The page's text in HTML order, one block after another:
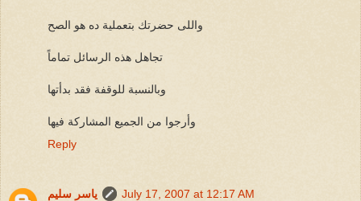
واللى حضرتك بتعملية ده هو الصح
تجاهل هذه الرسائل تماماً
وبالنسبة للوقفة فقد بدأتها
وأرجوا من الجميع المشاركة فيها
Reply
ياسر سليم
July 17, 2007 at 12:17 AM